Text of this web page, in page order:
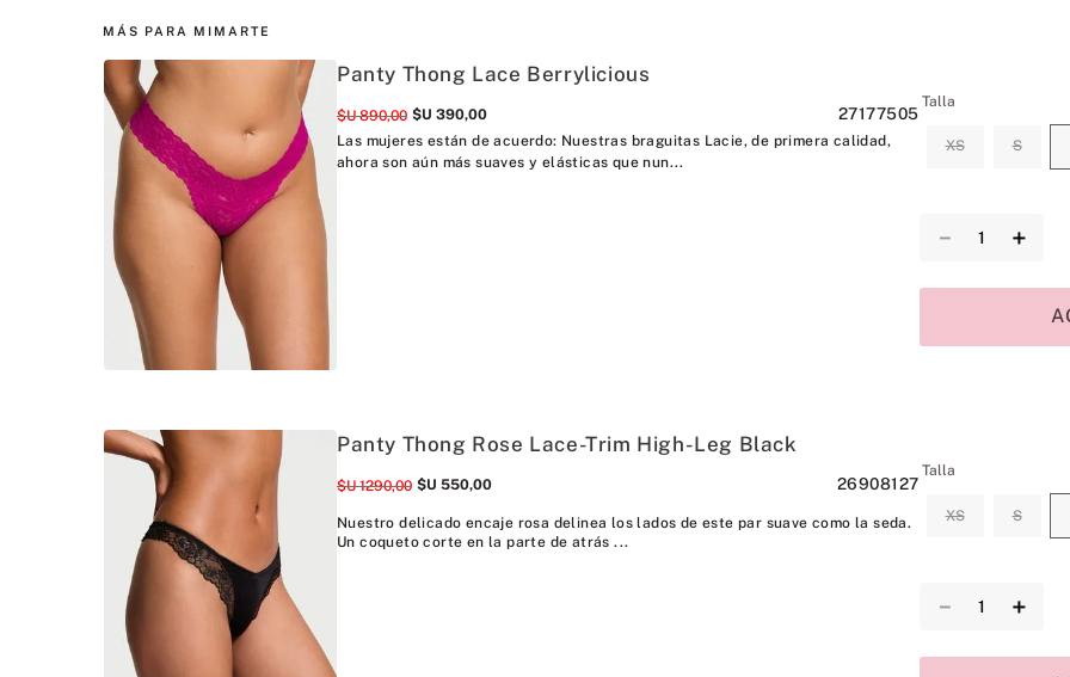
MÁS PARA MIMARTE
Panty Thong Lace Berrylicious
$U 890,00 $U 390,00 27177505
Las mujeres están de acuerdo: Nuestras braguitas Lacie, de primera calidad,
ahora son aún más suaves y elásticas que nun...
Talla
XS S
＋
－
Panty Thong Rose Lace-Trim High-Leg Black
$U 1290,00 $U 550,00 26908127
Nuestro delicado encaje rosa delinea los lados de este par suave como la seda.
Un coqueto corte en la parte de atrás ...
Talla
XS S
＋
－